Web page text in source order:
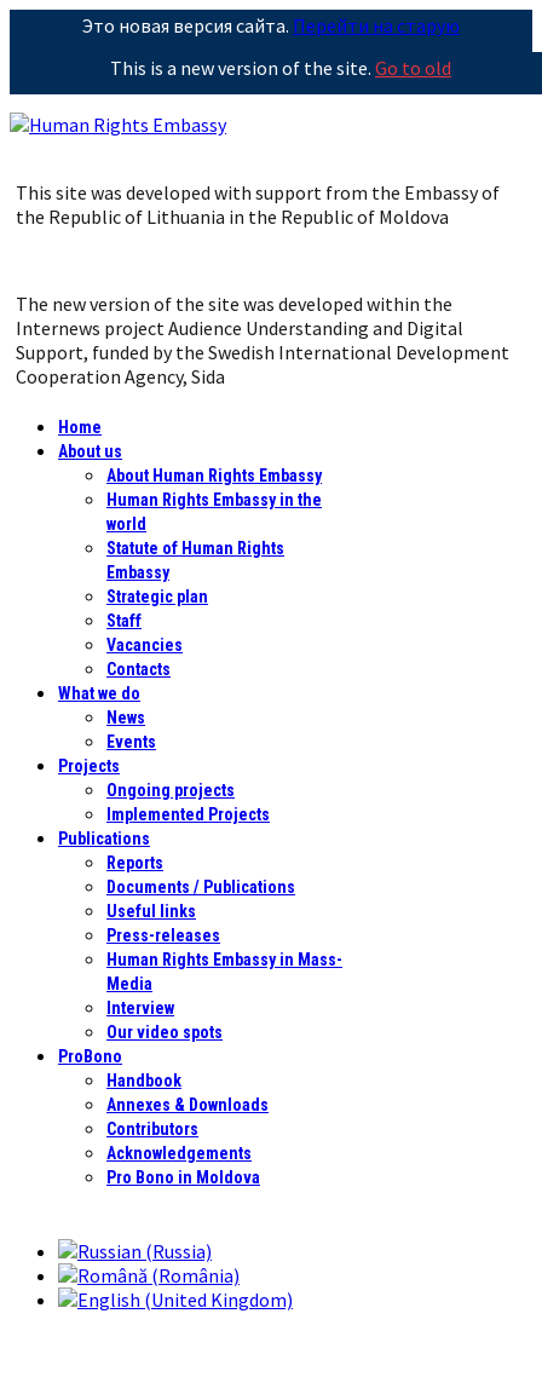
Это новая версия сайта. Перейти на старую
This is a new version of the site. Go to old
This site was developed with support from the Embassy of
the Republic of Lithuania in the Republic of Moldova
The new version of the site was developed within the
Internews project Audience Understanding and Digital
Support, funded by the Swedish International Development
Cooperation Agency, Sida
Home
About us
About Human Rights Embassy
Human Rights Embassy in the
world
Statute of Human Rights
Embassy
Strategic plan
Staff
Vacancies
Contacts
What we do
News
Events
Projects
Ongoing projects
Implemented Projects
Publications
Reports
Documents / Publications
Useful links
Press-releases
Human Rights Embassy in Mass-
Media
Interview
Our video spots
ProBono
Handbook
Annexes & Downloads
Contributors
Acknowledgements
Pro Bono in Moldova